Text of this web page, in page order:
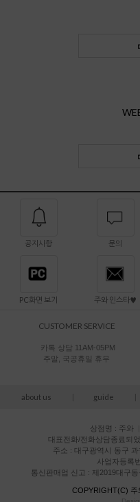
공지사항 문의
PC화면 보기 주와 인스타♥
CUSTOMER SERVICE
카톡 상담 11AM-05PM
주말, 국공휴일 휴무
about us guide
상점명 : 주와
대표전화/전화상담종료되
주소 : 대구광역시 동구
사업자등록
통신판매업 신고 : 제2019대구동
COPYRIGHT(C) 주